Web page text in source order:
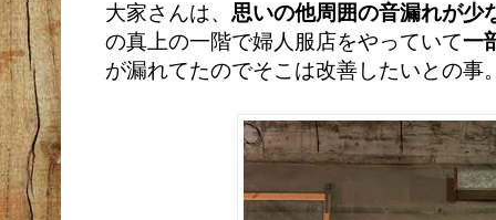
大家さんは、 思いの他周囲の音漏れが少
の真上の一階で婦人服店をやっていて一
が漏れてたのでそこは改善したいとの事